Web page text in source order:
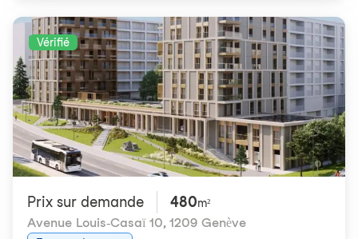
Vérifié
Prix ​​sur demande 480m²
Avenue Louis-Casaï 10, 1209 Genève